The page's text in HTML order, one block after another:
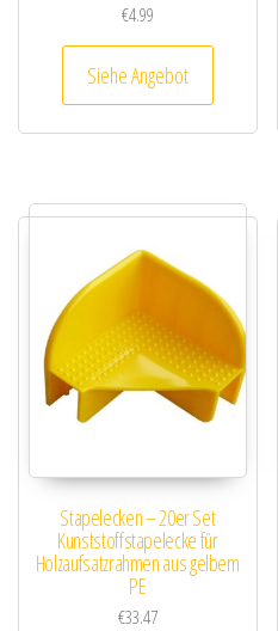
€4.99
Siehe Angebot
Stapelecken – 20er Set
Kunststoffstapelecke für
Holzaufsatzrahmen aus gelbem
PE
€33.47